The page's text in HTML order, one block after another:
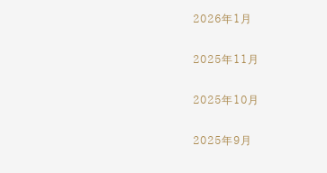
2026年1月
2025年11月
2025年10月
2025年9月